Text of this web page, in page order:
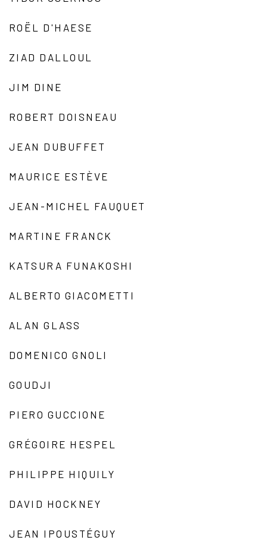
ROËL D'HAESE
ZIAD DALLOUL
JIM DINE
ROBERT DOISNEAU
JEAN DUBUFFET
MAURICE ESTÈVE
JEAN-MICHEL FAUQUET
MARTINE FRANCK
KATSURA FUNAKOSHI
ALBERTO GIACOMETTI
ALAN GLASS
DOMENICO GNOLI
GOUDJI
PIERO GUCCIONE
GRÉGOIRE HESPEL
PHILIPPE HIQUILY
DAVID HOCKNEY
JEAN IPOUSTÉGUY